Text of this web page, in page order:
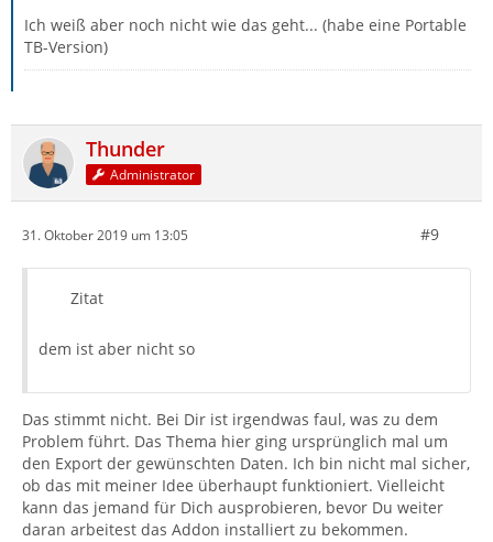
Ich weiß aber noch nicht wie das geht... (habe eine Portable
TB-Version)
Thunder
Administrator
31. Oktober 2019 um 13:05 #9
Zitat
dem ist aber nicht so
Das stimmt nicht. Bei Dir ist irgendwas faul, was zu dem
Problem führt. Das Thema hier ging ursprünglich mal um
den Export der gewünschten Daten. Ich bin nicht mal sicher,
ob das mit meiner Idee überhaupt funktioniert. Vielleicht
kann das jemand für Dich ausprobieren, bevor Du weiter
daran arbeitest das Addon installiert zu bekommen.